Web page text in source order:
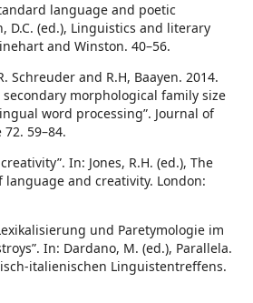
language and poetic
D.C. (ed.), Linguistics and literary
and Winston. 40–56.
Schreuder and R.H, Baayen. 2014.
morphological family size
word processing”. Journal of
59–84.
In: Jones, R.H. (ed.), The
language and creativity. London:
und Paretymologie im
In: Dardano, M. (ed.), Parallela.
italienischen Linguistentreffens.